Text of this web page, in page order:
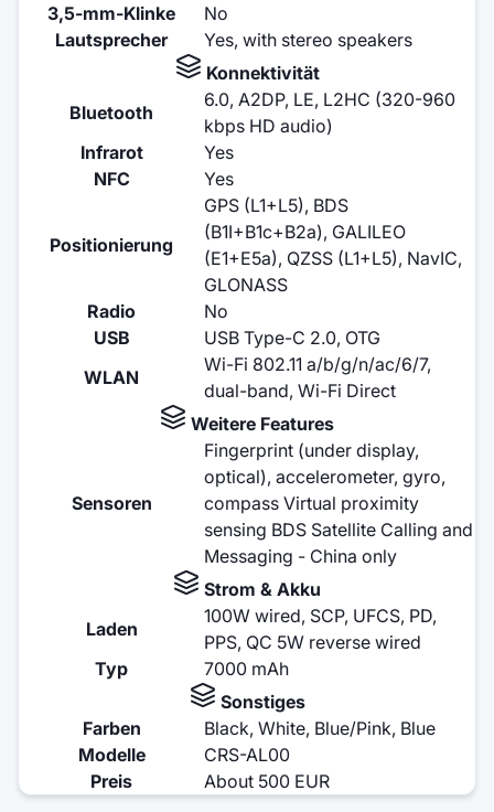
3,5-mm-Klinke
No
Lautsprecher
Yes, with stereo speakers
Konnektivität
Bluetooth
6.0, A2DP, LE, L2HC (320-960
kbps HD audio)
Infrarot
Yes
NFC
Yes
Positionierung
GPS (L1+L5), BDS
(B1I+B1c+B2a), GALILEO
(E1+E5a), QZSS (L1+L5), NavIC,
GLONASS
Radio
No
USB
USB Type-C 2.0, OTG
WLAN
Wi-Fi 802.11 a/b/g/n/ac/6/7,
dual-band, Wi-Fi Direct
Weitere Features
Sensoren
Fingerprint (under display,
optical), accelerometer, gyro,
compass Virtual proximity
sensing BDS Satellite Calling and
Messaging - China only
Strom & Akku
Laden
100W wired, SCP, UFCS, PD,
PPS, QC 5W reverse wired
Typ
7000 mAh
Sonstiges
Farben
Black, White, Blue/Pink, Blue
Modelle
CRS-AL00
Preis
About 500 EUR